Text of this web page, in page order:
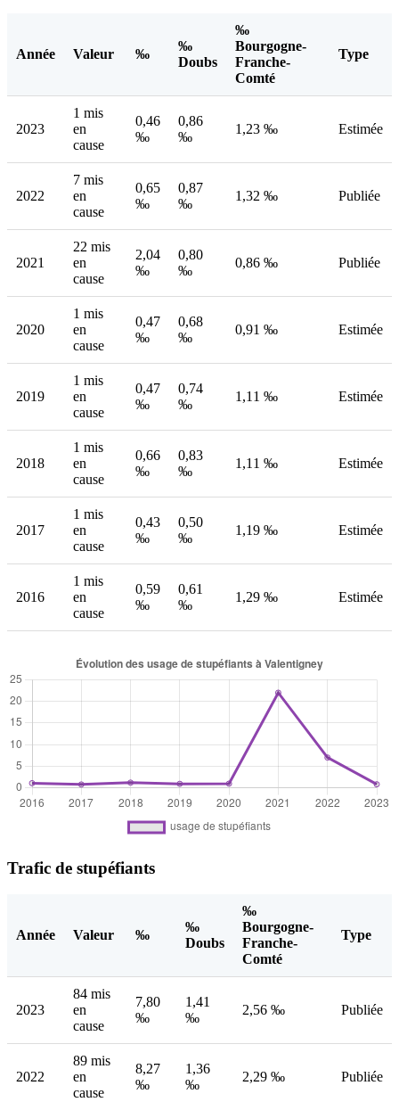
Année Valeur ‰
‰
Doubs
‰
Bourgogne-
Franche-
Comté
Type
2023
1 mis
en
cause
0,46
‰
0,86
‰
1,23 ‰ Estimée
2022
7 mis
en
cause
0,65
‰
0,87
‰
1,32 ‰ Publiée
2021
22 mis
en
cause
2,04
‰
0,80
‰
0,86 ‰ Publiée
2020
1 mis
en
cause
0,47
‰
0,68
‰
0,91 ‰ Estimée
2019
1 mis
en
cause
0,47
‰
0,74
‰
1,11 ‰ Estimée
2018
1 mis
en
cause
0,66
‰
0,83
‰
1,11 ‰ Estimée
2017
1 mis
en
cause
0,43
‰
0,50
‰
1,19 ‰ Estimée
2016
1 mis
en
cause
0,59
‰
0,61
‰
1,29 ‰ Estimée
Trafic de stupéfiants
Année Valeur ‰
‰
Doubs
‰
Bourgogne-
Franche-
Comté
Type
2023
84 mis
en
cause
7,80
‰
1,41
‰
2,56 ‰ Publiée
2022
89 mis
en
cause
8,27
‰
1,36
‰
2,29 ‰ Publiée